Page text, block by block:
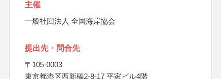
主催
一般社団法人 全国海岸協会
提出先・問合先
〒105-0003
東京都港区西新橋2-8-17 平家ビル4階